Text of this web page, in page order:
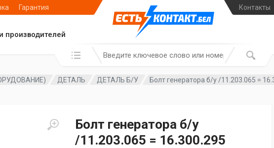
Гарантия Контакты
производителей
Поиск по:
ДЕТАЛЬ ДЕТАЛЬ Б/У Болт генератора б/у /11.203.065 =
Болт генератора б/у
/11.203.065 = 16.300.295